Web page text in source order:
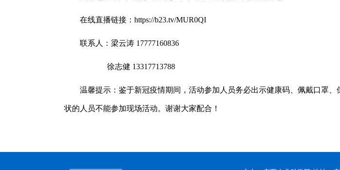
在线直播链接：https://b23.tv/MUR0QI
联系人：梁云涛 17777160836
徐志健 13317713788
温馨提示：鉴于新冠疫情期间，活动参加人员务必出示健康码、佩戴口罩、
状的人员不能参加现场活动。谢谢大家配合！